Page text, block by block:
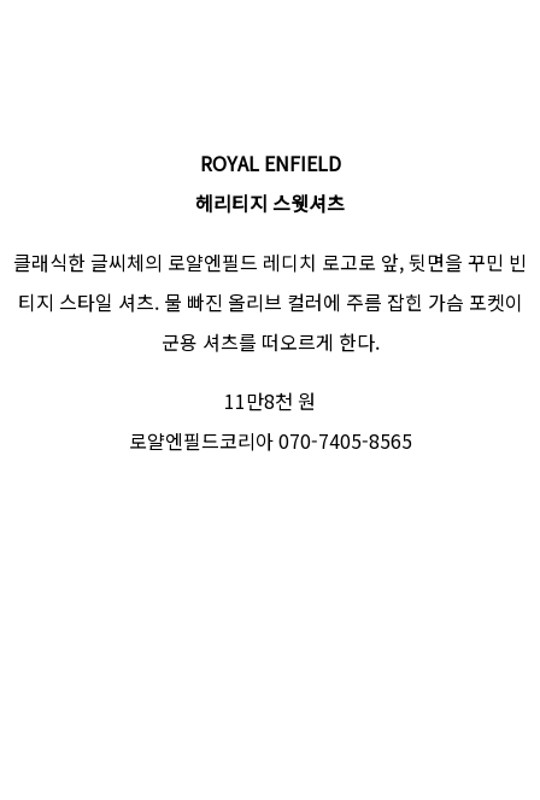
ROYAL ENFIELD
헤리티지 스웻셔츠
클래식한 글씨체의 로얄엔필드 레디치 로고로 앞, 뒷면을 꾸민 빈
티지 스타일 셔츠. 물 빠진 올리브 컬러에 주름 잡힌 가슴 포켓이
군용 셔츠를 떠오르게 한다.
11만8천 원
로얄엔필드코리아 070-7405-8565